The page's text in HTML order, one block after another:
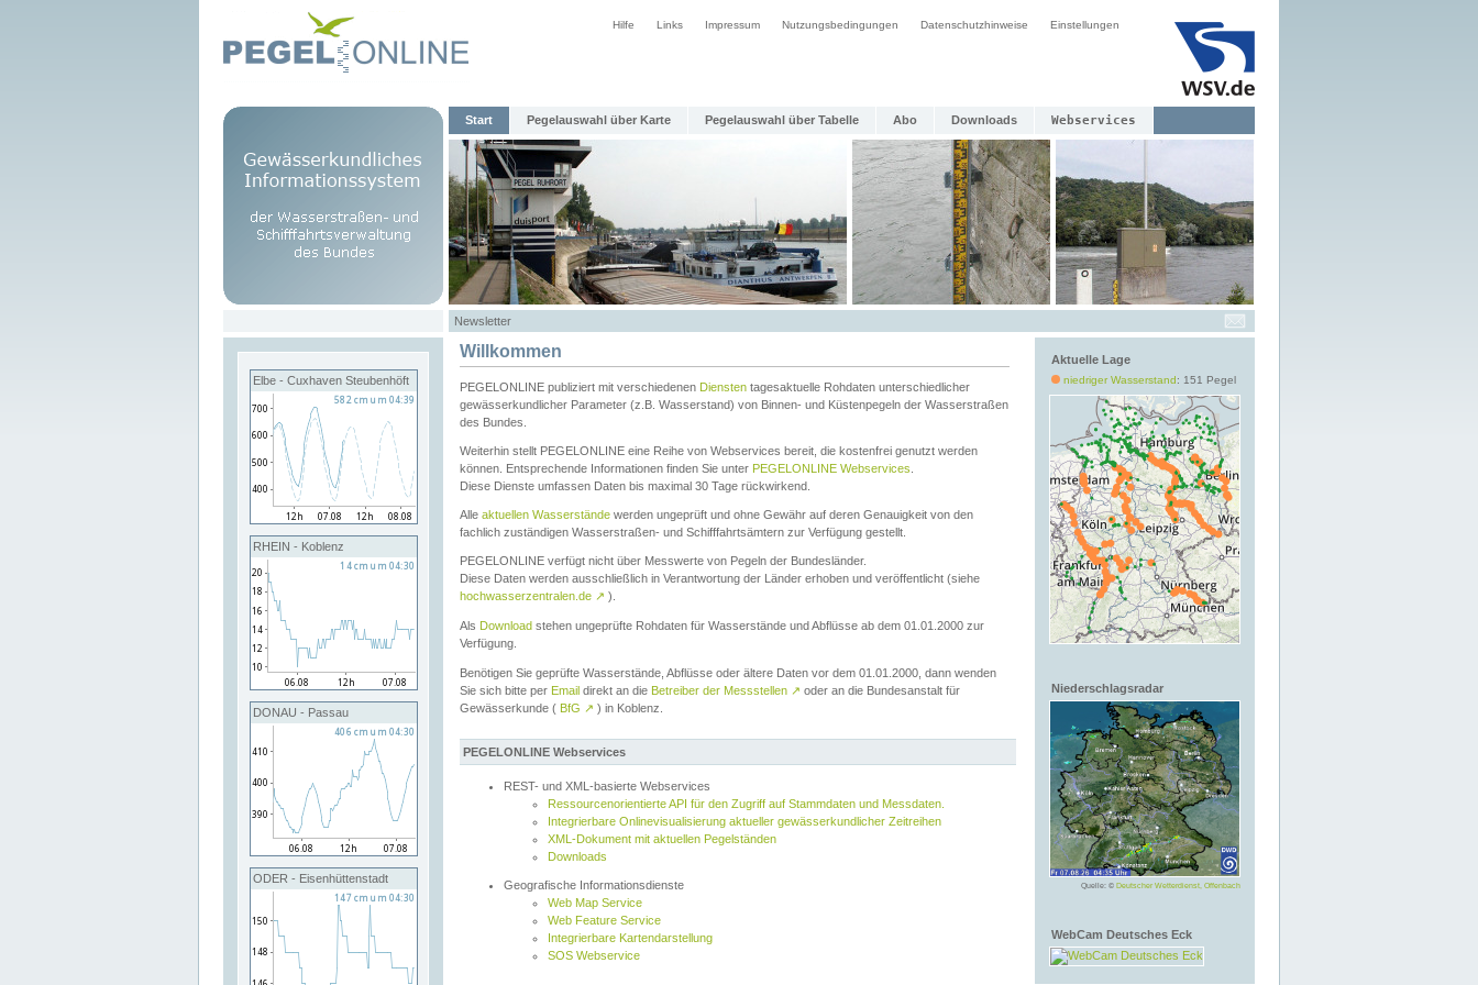
Hilfe Links Impressum Nutzungsbedingungen Datenschutzhinweise Einstellungen
Start Pegelauswahl über Karte Pegelauswahl über Tabelle Abo Downloads Webservices
Newsletter
Elbe - Cuxhaven Steubenhöft
RHEIN - Koblenz
DONAU - Passau
ODER - Eisenhüttenstadt
Aktuelle Lage
niedriger Wasserstand: 151 Pegel
Niederschlagsradar
Quelle: © Deutscher Wetterdienst, Offenbach
WebCam Deutsches Eck
Willkommen
PEGELONLINE publiziert mit verschiedenen Diensten tagesaktuelle Rohdaten unterschiedlicher
gewässerkundlicher Parameter (z.B. Wasserstand) von Binnen- und Küstenpegeln der Wasserstraßen
des Bundes.
Weiterhin stellt PEGELONLINE eine Reihe von Webservices bereit, die kostenfrei genutzt werden
können. Entsprechende Informationen finden Sie unter PEGELONLINE Webservices
Diese Dienste umfassen Daten bis maximal 30 Tage rückwirkend.
Alle aktuellen Wasserstände werden ungeprüft und ohne Gewähr auf deren Genauigkeit von den
fachlich zuständigen Wasserstraßen- und Schifffahrtsämtern zur Verfügung gestellt.
PEGELONLINE verfügt nicht über Messwerte von Pegeln der Bundesländer.
Diese Daten werden ausschließlich in Verantwortung der Länder erhoben und veröffentlicht (siehe
hochwasserzentralen.de ↗ ).
Als Download stehen ungeprüfte Rohdaten für Wasserstände und Abflüsse ab dem 01.01.2000 zur
Verfügung.
Benötigen Sie geprüfte Wasserstände, Abflüsse oder ältere Daten vor dem 01.01.2000, dann wenden
Sie sich bitte per Email direkt an die Betreiber der Messstellen ↗ oder an die Bundesanstalt für
Gewässerkunde ( BfG ↗ ) in Koblenz.
PEGELONLINE Webservices
REST- und XML-basierte Webservices
Ressourcenorientierte API für den Zugriff auf Stammdaten und Messdaten.
Integrierbare Onlinevisualisierung aktueller gewässerkundlicher Zeitreihen
XML-Dokument mit aktuellen Pegelständen
Downloads
Geografische Informationsdienste
Web Map Service
Web Feature Service
Integrierbare Kartendarstellung
SOS Webservice